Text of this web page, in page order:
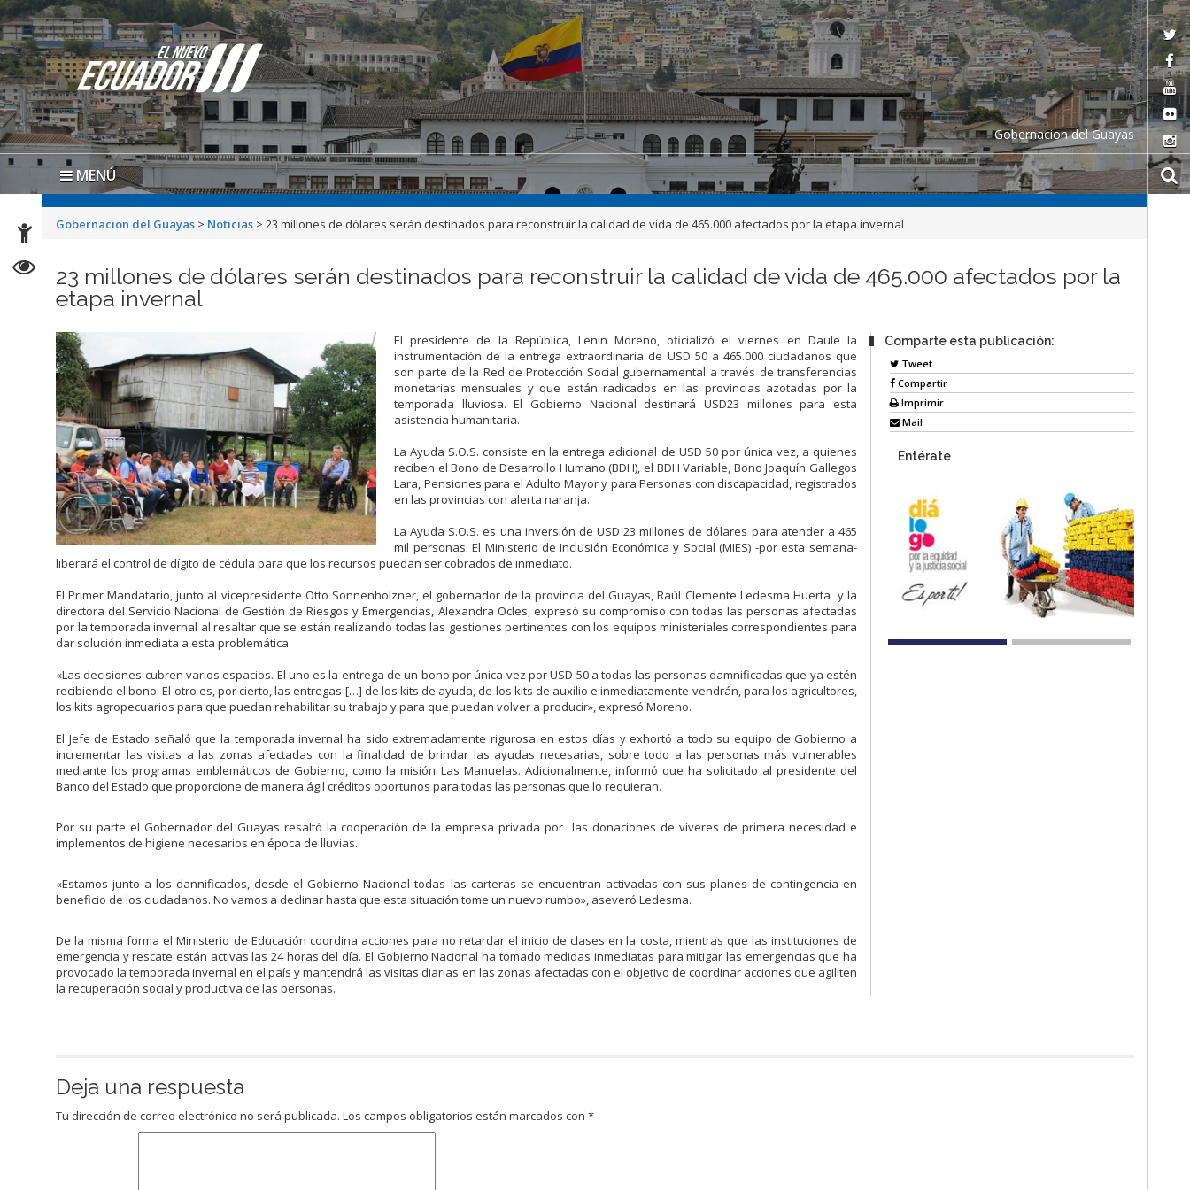
Gobernacion del Guayas
MENÚ
Gobernacion del Guayas > Noticias >23 millones de dólares serán destinados para reconstruir la calidad de vida de 465.000 afectados por la etapa invernal
23 millones de dólares serán destinados para reconstruir la calidad de vida de 465.000 afectados por la
etapa invernal
El presidente de la República, Lenín Moreno, oficializó el viernes en Daule la
instrumentación de la entrega extraordinaria de USD 50 a 465.000 ciudadanos que
son parte de la Red de Protección Social gubernamental a través de transferencias
monetarias mensuales y que están radicados en las provincias azotadas por la
temporada lluviosa. El Gobierno Nacional destinará USD23 millones para esta
asistencia humanitaria.
La Ayuda S.O.S. consiste en la entrega adicional de USD 50 por única vez, a quienes
reciben el Bono de Desarrollo Humano (BDH), el BDH Variable, Bono Joaquín Gallegos
Lara, Pensiones para el Adulto Mayor y para Personas con discapacidad, registrados
en las provincias con alerta naranja.
La Ayuda S.O.S. es una inversión de USD 23 millones de dólares para atender a 465
mil personas. El Ministerio de Inclusión Económica y Social (MIES) -por esta semana-
liberará el control de dígito de cédula para que los recursos puedan ser cobrados de inmediato.
El Primer Mandatario, junto al vicepresidente Otto Sonnenholzner, el gobernador de la provincia del Guayas, Raúl Clemente Ledesma Huerta y la
directora del Servicio Nacional de Gestión de Riesgos y Emergencias, Alexandra Ocles, expresó su compromiso con todas las personas afectadas
por la temporada invernal al resaltar que se están realizando todas las gestiones pertinentes con los equipos ministeriales correspondientes para
dar solución inmediata a esta problemática.
«Las decisiones cubren varios espacios. El uno es la entrega de un bono por única vez por USD 50 a todas las personas damnificadas que ya estén
recibiendo el bono. El otro es, por cierto, las entregas […] de los kits de ayuda, de los kits de auxilio e inmediatamente vendrán, para los agricultores,
los kits agropecuarios para que puedan rehabilitar su trabajo y para que puedan volver a producir», expresó Moreno.
El Jefe de Estado señaló que la temporada invernal ha sido extremadamente rigurosa en estos días y exhortó a todo su equipo de Gobierno a
incrementar las visitas a las zonas afectadas con la finalidad de brindar las ayudas necesarias, sobre todo a las personas más vulnerables
mediante los programas emblemáticos de Gobierno, como la misión Las Manuelas. Adicionalmente, informó que ha solicitado al presidente del
Banco del Estado que proporcione de manera ágil créditos oportunos para todas las personas que lo requieran.
Por su parte el Gobernador del Guayas resaltó la cooperación de la empresa privada por las donaciones de víveres de primera necesidad e
implementos de higiene necesarios en época de lluvias.
«Estamos junto a los dannificados, desde el Gobierno Nacional todas las carteras se encuentran activadas con sus planes de contingencia en
beneficio de los ciudadanos. No vamos a declinar hasta que esta situación tome un nuevo rumbo», aseveró Ledesma.
De la misma forma el Ministerio de Educación coordina acciones para no retardar el inicio de clases en la costa, mientras que las instituciones de
emergencia y rescate están activas las 24 horas del día. El Gobierno Nacional ha tomado medidas inmediatas para mitigar las emergencias que ha
provocado la temporada invernal en el país y mantendrá las visitas diarias en las zonas afectadas con el objetivo de coordinar acciones que agiliten
la recuperación social y productiva de las personas.
Comparte esta publicación:
Tweet
Compartir
Imprimir
Mail
Entérate
Deja una respuesta
Tu dirección de correo electrónico no será publicada. Los campos obligatorios están marcados con*